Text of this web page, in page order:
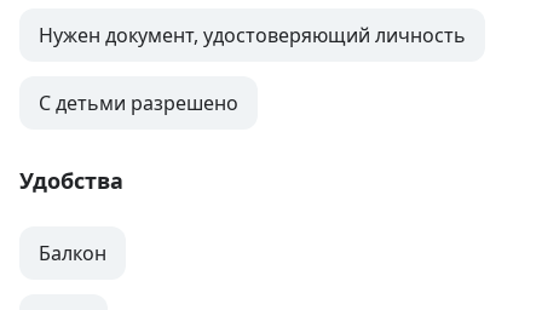
Нужен документ, удостоверяющий личность
С детьми разрешено
Удобства
Балкон